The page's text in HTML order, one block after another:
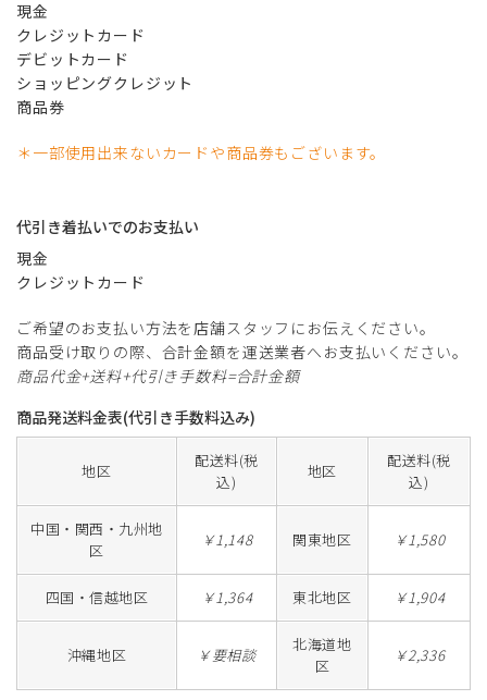
現金
クレジットカード
デビットカード
ショッピングクレジット
商品券
＊一部使用出来ないカードや商品券もございます。
代引き着払いでのお支払い
現金
クレジットカード
ご希望のお支払い方法を店舗スタッフにお伝えください。
商品受け取りの際、合計金額を運送業者へお支払いください。
商品代金+送料+代引き手数料=合計金額
商品発送料金表(代引き手数料込み)
地区
配送料(税
込)
地区
配送料(税
込)
中国・関西・九州地
区
￥1,148 関東地区 ￥1,580
四国・信越地区 ￥1,364 東北地区 ￥1,904
沖縄地区 ￥要相談
北海道地
区
￥2,336